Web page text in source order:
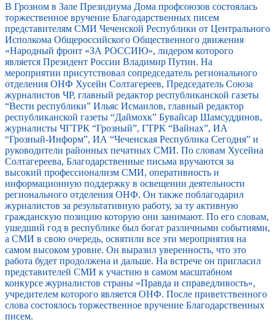
В Грозном в Зале Президиума Дома профсоюзов состоялась
торжественное вручение Благодарственных писем
представителям СМИ Чеченской Республики от Центрального
Исполкома Общероссийского Общественного движения
«Народный фронт «ЗА РОССИЮ», лидером которого
является Президент России Владимир Путин. На
мероприятии присутствовал сопредседатель регионального
отделения ОНФ Хусейн Солтагереев, Председатель Союза
журналистов ЧР, главный редактор республиканской газеты
“Вести республики” Ильяс Исмаилов, главный редактор
республиканской газеты “Даймохк” Бувайсар Шамсуддинов,
журналисты ЧГТРК “Грозный”, ГТРК “Вайнах”, ИА
“Грозный-Информ”, ИА “Чеченская Республика Сегодня” и
руководители районных печатных СМИ. По словам Хусейна
Солтагереева, Благодарственные письма вручаются за
высокий профессионализм СМИ, оперативность и
информационную поддержку в освещении деятельности
регионального отделения ОНФ. Он также поблагодарил
журналистов за результативную работу, за ту активную
гражданскую позицию которую они занимают. По его словам,
ушедший год в республике был богат различными событиями,
а СМИ в свою очередь, освятили все эти мероприятия на
самом высоком уровне. Он выразил уверенность, что это
работа будет продолжена и дальше. На встрече он пригласил
представителей СМИ к участию в самом масштабном
конкурсе журналистов страны «Правда и справедливость»,
учредителем которого является ОНФ. После приветственного
слова состоялось торжественное вручение Благодарственных
писем.